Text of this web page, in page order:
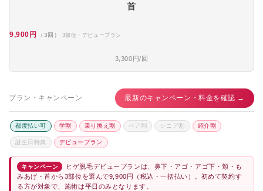
首
9,900円 （3回） 3部位・デビュープラン
3,300円/回
プラン・キャンペーン 最新のキャンペーン・料金を確認 →
都度払い可 学割 乗り換え割 ペア割 シニア割 紹介割
誕生日特典 デビュープラン
キャンペーン
ヒゲ脱毛デビュープランは、鼻下・アゴ・アゴ下・頬・も
みあげ・首から3部位を選んで9,900円（税込・一括払い）。初めて契約す
る方が対象で、施術は平日のみとなります。